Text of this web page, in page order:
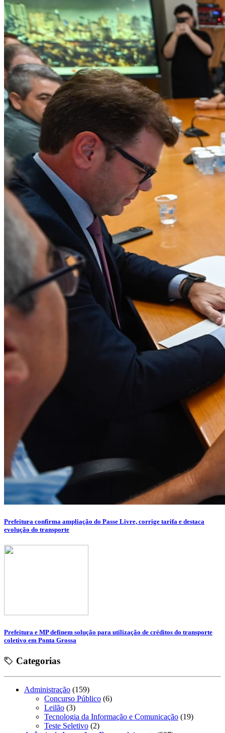
Prefeitura confirma ampliação do Passe Livre, corrige tarifa e destaca
evolução do transporte
Prefeitura e MP definem solução para utilização de créditos do transporte
coletivo em Ponta Grossa
Categorias
Administração (159)
Concurso Público (6)
Leilão (3)
Tecnologia da Informação e Comunicação (19)
Teste Seletivo (2)